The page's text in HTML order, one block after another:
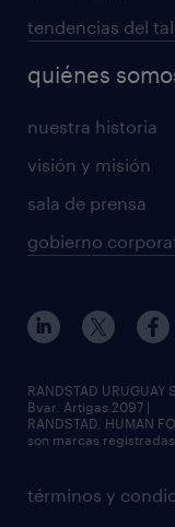
tendencias del
quiénes
nuestra historia
visión y misión
sala de prensa
gobierno
términos y
RANDSTAD
Bvar. Artigas 2097 |
RANDSTAD, HUMAN
son marcas